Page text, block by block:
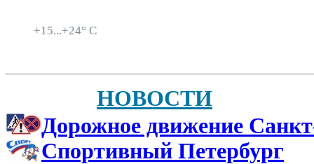
+15...+24° C
НОВОСТИ
Дорожное движение
Спортивный Петербург